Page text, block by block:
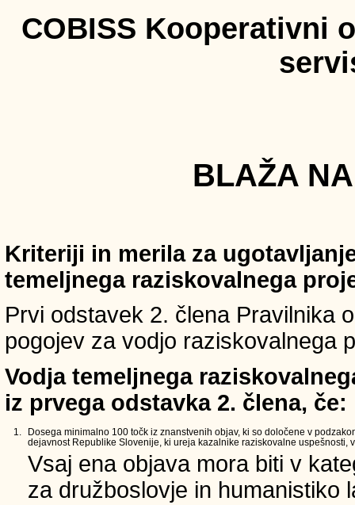
COBISS Kooperativni
BLAŽA
Kriteriji in merila za
temeljnega raziskovalnega
Prvi odstavek 2. člena Pravilnika
pogojev za vodjo raziskovalnega
Vodja temeljnega
iz prvega odstavka 2. člena, če:
1.
Dosega minimalno 100 točk iz znanstvenih objav, ki so določene v
dejavnost Republike Slovenije, ki ureja kazalnike raziskovalne uspešnosti,
Vsaj ena objava mora biti v
za družboslovje in humanistiko